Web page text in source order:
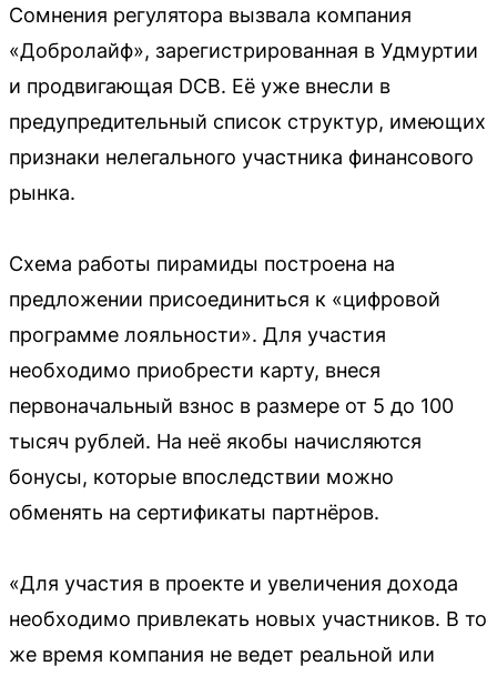
Сомнения регулятора вызвала компания
«Добролайф», зарегистрированная в Удмуртии
и продвигающая DCB. Её уже внесли в
предупредительный список структур, имеющих
признаки нелегального участника финансового
рынка.
Схема работы пирамиды построена на
предложении присоединиться к «цифровой
программе лояльности». Для участия
необходимо приобрести карту, внеся
первоначальный взнос в размере от 5 до 100
тысяч рублей. На неё якобы начисляются
бонусы, которые впоследствии можно
обменять на сертификаты партнёров.
«Для участия в проекте и увеличения дохода
необходимо привлекать новых участников. В то
же время компания не ведет реальной или